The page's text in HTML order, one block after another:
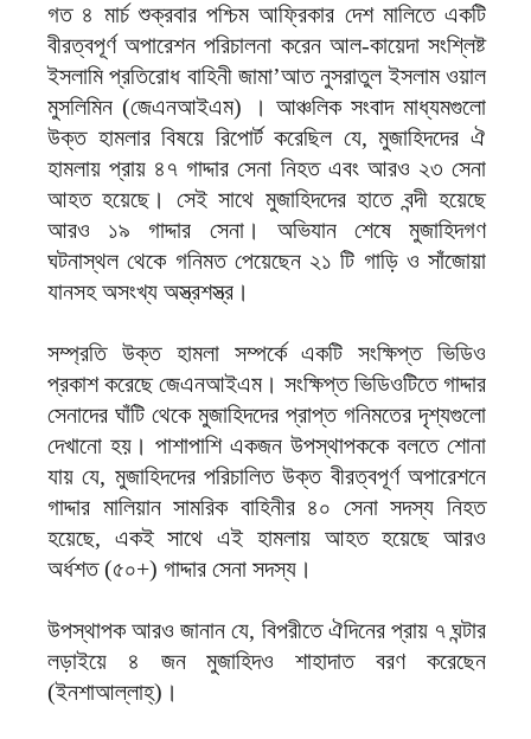
গত ৪ মার্চ শুক্রবার পশ্চিম আফ্রিকার দেশ মালিতে একটি
বীরত্বপূর্ণ অপারেশন পরিচালনা করেন আল-কায়েদা সংশ্লিষ্ট
ইসলামি প্রতিরোধ বাহিনী জামা’আত নুসরাতুল ইসলাম ওয়াল
মুসলিমিন (জেএনআইএম) । আঞ্চলিক সংবাদ মাধ্যমগুলো
উক্ত হামলার বিষয়ে রিপোর্ট করেছিল যে, মুজাহিদদের ঐ
হামলায় প্রায় ৪৭ গাদ্দার সেনা নিহত এবং আরও ২৩ সেনা
আহত হয়েছে। সেই সাথে মুজাহিদদের হাতে বন্দী হয়েছে
আরও ১৯ গাদ্দার সেনা। অভিযান শেষে মুজাহিদগণ
ঘটনাস্থল থেকে গনিমত পেয়েছেন ২১ টি গাড়ি ও সাঁজোয়া
যানসহ অসংখ্য অস্ত্রশস্ত্র।
সম্প্রতি উক্ত হামলা সম্পর্কে একটি সংক্ষিপ্ত ভিডিও
প্রকাশ করেছে জেএনআইএম। সংক্ষিপ্ত ভিডিওটিতে গাদ্দার
সেনাদের ঘাঁটি থেকে মুজাহিদদের প্রাপ্ত গনিমতের দৃশ্যগুলো
দেখানো হয়। পাশাপাশি একজন উপস্থাপককে বলতে শোনা
যায় যে, মুজাহিদদের পরিচালিত উক্ত বীরত্বপূর্ণ অপারেশনে
গাদ্দার মালিয়ান সামরিক বাহিনীর ৪০ সেনা সদস্য নিহত
হয়েছে, একই সাথে এই হামলায় আহত হয়েছে আরও
অর্ধশত (৫০+) গাদ্দার সেনা সদস্য।
উপস্থাপক আরও জানান যে, বিপরীতে ঐদিনের প্রায় ৭ ঘন্টার
লড়াইয়ে ৪ জন মুজাহিদও শাহাদাত বরণ করেছেন
(ইনশাআল্লাহ্)।